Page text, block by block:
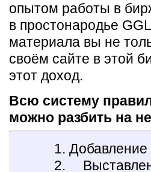
опытом работы в
в простонародье
материала вы не
своём сайте в этой
этот доход.
Всю систему
можно разбить на
1.
2.